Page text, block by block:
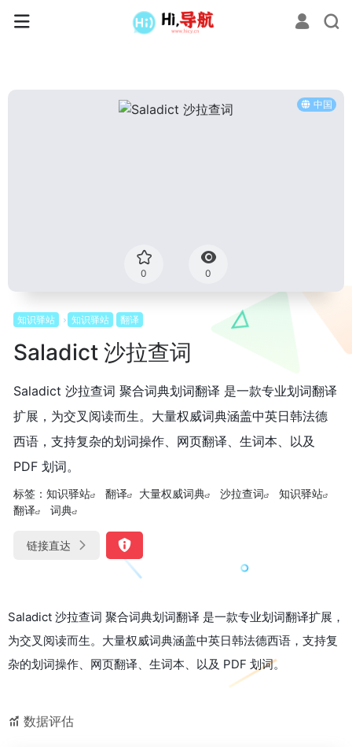
中国
0 0
知识驿站 知识驿站 翻译
Saladict 沙拉查词
Saladict 沙拉查词 聚合词典划词翻译 是一款专业划词翻译
扩展，为交叉阅读而生。大量权威词典涵盖中英日韩法德
西语，支持复杂的划词操作、网页翻译、生词本、以及
PDF 划词。
标签： 知识驿站 翻译 大量权威词典 沙拉查词
知识驿站
翻译
词典
链接直达
Saladict 沙拉查词 聚合词典划词翻译 是一款专业划词翻译扩展，
为交叉阅读而生。大量权威词典涵盖中英日韩法德西语，支持复
杂的划词操作、网页翻译、生词本、以及 PDF 划词。
数据评估